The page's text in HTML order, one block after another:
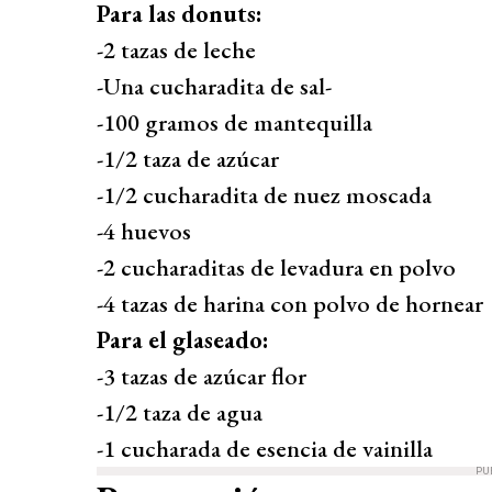
Para las donuts:
-2 tazas de leche
-Una cucharadita de sal-
-100 gramos de mantequilla
-1/2 taza de azúcar
-1/2 cucharadita de nuez moscada
-4 huevos
-2 cucharaditas de levadura en polvo
-4 tazas de harina con polvo de hornear
Para el glaseado:
-3 tazas de azúcar flor
-1/2 taza de agua
-1 cucharada de esencia de vainilla